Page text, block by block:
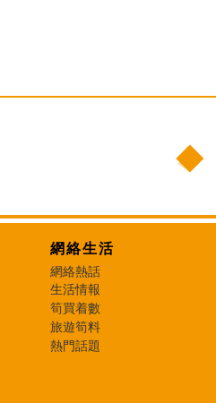
網絡生活
網絡熱話
生活情報
筍買着數
旅遊筍料
熱門話題